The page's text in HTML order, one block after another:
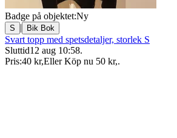
Badge på objektet:Ny
S | Bik Bok
Svart topp med spetsdetaljer, storlek S
Sluttid12 aug 10:58.
Pris:40 kr,Eller Köp nu 50 kr,.